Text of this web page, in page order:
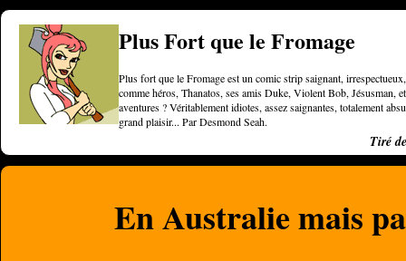
Plus Fort que le Fromage
Plus fort que le Fromage est un comic strip saignant,
comme héros, Thanatos, ses amis Duke, Violent Bob, Jésusman,
aventures ? Véritablement idiotes, assez saignantes, totalement
grand plaisir... Par Desmond Seah.
Tiré
En Australie mais